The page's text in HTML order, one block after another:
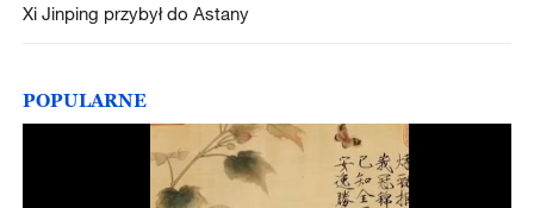
Xi Jinping przybył do Astany
POPULARNE